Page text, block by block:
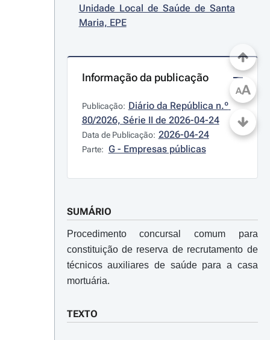
Unidade Local de Saúde de Santa
Maria, EPE
Informação da publicação
Publicação: Diário da República n.º
80/2026, Série II de 2026-04-24
Data de Publicação: 2026-04-24
Parte: G - Empresas públicas
SUMÁRIO
Procedimento concursal comum para
constituição de reserva de recrutamento de
técnicos auxiliares de saúde para a casa
mortuária.
TEXTO
AA